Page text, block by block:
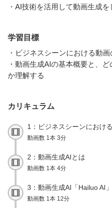
・AI技術を活用して動画生成
学習目標
・ビジネスシーンにおける動
・動画生成AIの基本概要と、
か理解する
カリキュラム
1：ビジネスシーンにおけ
動画数 1本 3分
2：動画生成AIとは
動画数 1本 4分
3：動画生成AI「Hailuo AI
動画数 1本 12分